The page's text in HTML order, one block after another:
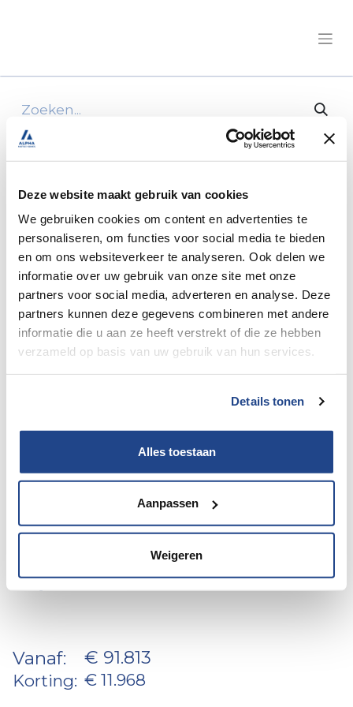
Deze website maakt gebruik van cookies
We gebruiken cookies om content en advertenties te
personaliseren, om functies voor social media te bieden
en om ons websiteverkeer te analyseren. Ook delen we
informatie over uw gebruik van onze site met onze
partners voor social media, adverteren en analyse. Deze
partners kunnen deze gegevens combineren met andere
informatie die u aan ze heeft verstrekt of die ze hebben
verzameld op basis van uw gebruik van hun services.
Details tonen
Alles toestaan
Aanpassen
Weigeren
Alle producten
Roller Team Zefiro 287 MH 140 Pk/Cv Aut.
98 / 130
Roller Team Zefiro 287 MH 140
Pk/Cv Aut.
Vanaf: € 91.813
Korting: € 11.968